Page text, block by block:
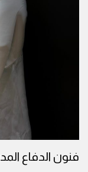
فنون الدفاع